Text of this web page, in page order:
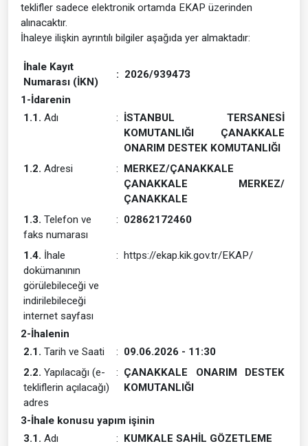
teklifler sadece elektronik ortamda EKAP üzerinden
alınacaktır.
İhaleye ilişkin ayrıntılı bilgiler aşağıda yer almaktadır:
İhale Kayıt
Numarası (İKN)
: 2026/939473
1-İdarenin
1.1. Adı : İSTANBUL TERSANESİ
KOMUTANLIĞI ÇANAKKALE
ONARIM DESTEK KOMUTANLIĞI
1.2. Adresi : MERKEZ/ÇANAKKALE
ÇANAKKALE MERKEZ/
ÇANAKKALE
1.3. Telefon ve
faks numarası
: 02862172460
1.4. İhale
dokümanının
görülebileceği ve
indirilebileceği
internet sayfası
: https://ekap.kik.gov.tr/EKAP/
2-İhalenin
2.1. Tarih ve Saati : 09.06.2026 - 11:30
2.2. Yapılacağı (e-
tekliflerin açılacağı)
adres
: ÇANAKKALE ONARIM DESTEK
KOMUTANLIĞI
3-İhale konusu yapım işinin
3.1. Adı : KUMKALE SAHİL GÖZETLEME